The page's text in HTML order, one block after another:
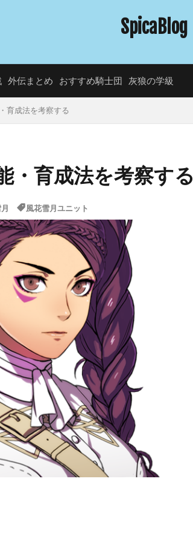
SpicaBlog
外伝まとめ おすすめ騎士団 灰狼の学級
育成法を考察する
・育成法を考察する
風花雪月ユニット